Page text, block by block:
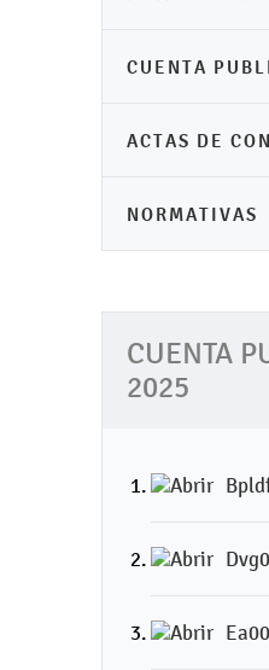
CUENTA
ACTAS DE
NORMATIVAS
CUENTA
2025